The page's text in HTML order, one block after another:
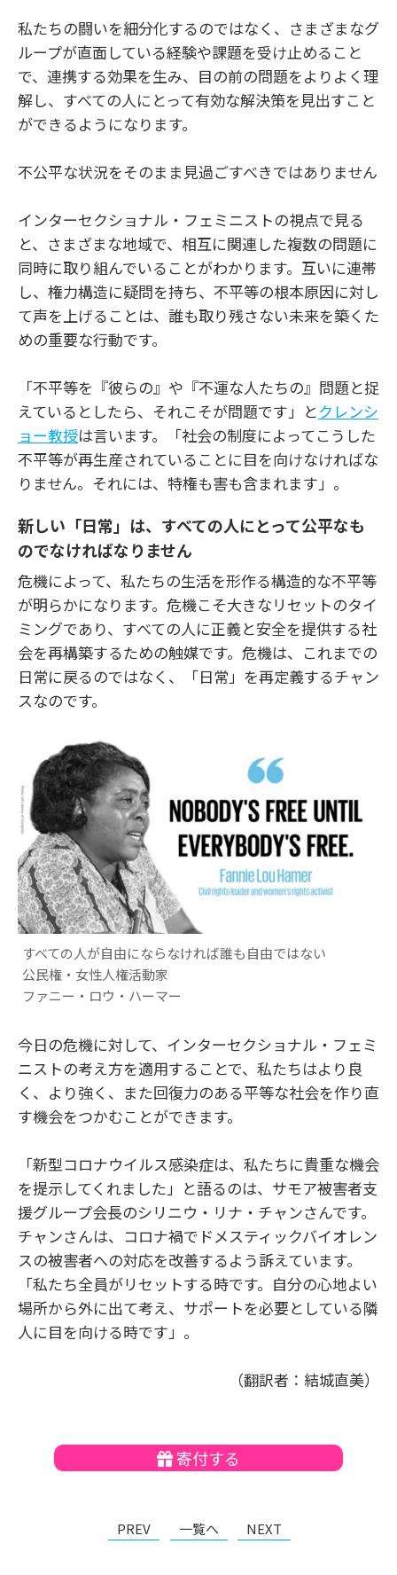
私たちの闘いを細分化するのではなく、さまざまなグ
ループが直面している経験や課題を受け止めること
で、連携する効果を生み、目の前の問題をよりよく理
解し、すべての人にとって有効な解決策を見出すこと
ができるようになります。
不公平な状況をそのまま見過ごすべきではありません
インターセクショナル・フェミニストの視点で見る
と、さまざまな地域で、相互に関連した複数の問題に
同時に取り組んでいることがわかります。互いに連帯
し、権力構造に疑問を持ち、不平等の根本原因に対し
て声を上げることは、誰も取り残さない未来を築くた
めの重要な行動です。
「不平等を『彼らの』や『不運な人たちの』問題と捉
えているとしたら、それこそが問題です」とクレンシ
ョー教授は言います。「社会の制度によってこうした
不平等が再生産されていることに目を向けなければな
りません。それには、特権も害も含まれます」。
新しい「日常」は、すべての人にとって公平なも
のでなければなりません
危機によって、私たちの生活を形作る構造的な不平等
が明らかになります。危機こそ大きなリセットのタイ
ミングであり、すべての人に正義と安全を提供する社
会を再構築するための触媒です。危機は、これまでの
日常に戻るのではなく、「日常」を再定義するチャン
スなのです。
すべての人が自由にならなければ誰も自由ではない
公民権・女性人権活動家
ファニー・ロウ・ハーマー
今日の危機に対して、インターセクショナル・フェミ
ニストの考え方を適用することで、私たちはより良
く、より強く、また回復力のある平等な社会を作り直
す機会をつかむことができます。
「新型コロナウイルス感染症は、私たちに貴重な機会
を提示してくれました」と語るのは、サモア被害者支
援グループ会長のシリニウ・リナ・チャンさんです。
チャンさんは、コロナ禍でドメスティックバイオレン
スの被害者への対応を改善するよう訴えています。
「私たち全員がリセットする時です。自分の心地よい
場所から外に出て考え、サポートを必要としている隣
人に目を向ける時です」。
（翻訳者：結城直美）
寄付する
PREV 一覧へ NEXT